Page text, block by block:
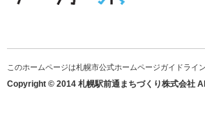
このホームページは札幌市公式ホームページガイドライ
Copyright © 2014 札幌駅前通まちづくり株式会社